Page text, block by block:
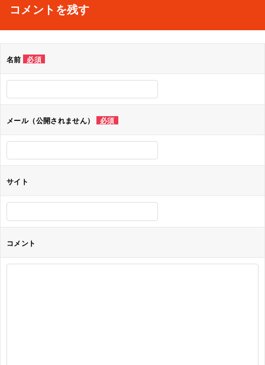
ビ
シ
ョ
ン
コメントを残す
名前 必須
メール（公開されません） 必須
サイト
コメント